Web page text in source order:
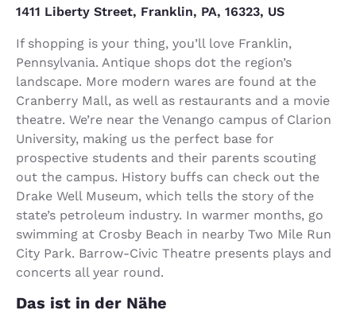
1411 Liberty Street, Franklin, PA, 16323, US
If shopping is your thing, you’ll love Franklin,
Pennsylvania. Antique shops dot the region’s
landscape. More modern wares are found at the
Cranberry Mall, as well as restaurants and a movie
theatre. We’re near the Venango campus of Clarion
University, making us the perfect base for
prospective students and their parents scouting
out the campus. History buffs can check out the
Drake Well Museum, which tells the story of the
state’s petroleum industry. In warmer months, go
swimming at Crosby Beach in nearby Two Mile Run
City Park. Barrow-Civic Theatre presents plays and
concerts all year round.
Das ist in der Nähe